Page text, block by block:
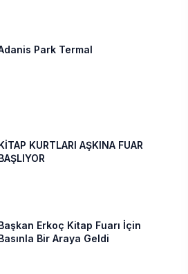
Park Termal
KURTLARI AŞKINA FUAR
Erkoç Kitap Fuarı İçin
Bir Araya Geldi